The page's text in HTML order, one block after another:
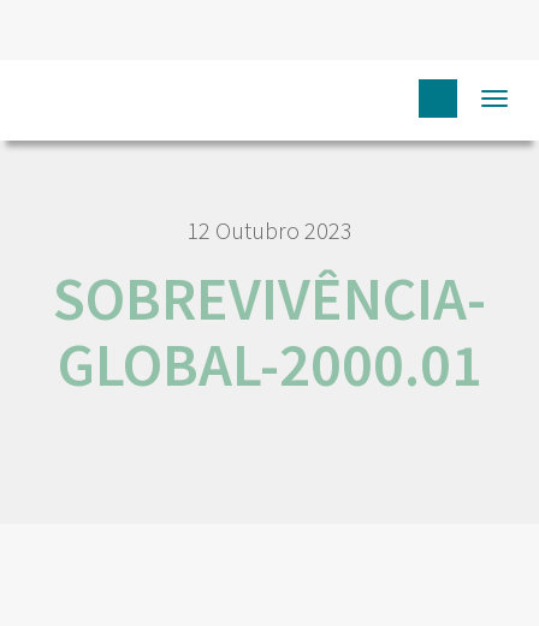
12 Outubro 2023
SOBREVIVÊNCIA-
GLOBAL-2000.01